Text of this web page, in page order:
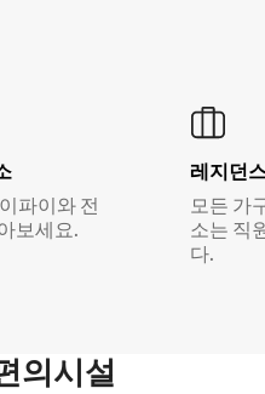
파이와 전
보세요.
레지던
모든 가
소는 직
다.
의시설